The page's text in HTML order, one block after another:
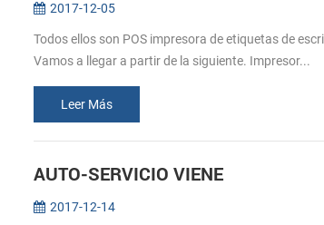
2017-12-05
Todos ellos son POS impresora de etiquetas de
Vamos a llegar a partir de la siguiente. Impresor...
Leer Más
AUTO-SERVICIO VIENE
2017-12-14